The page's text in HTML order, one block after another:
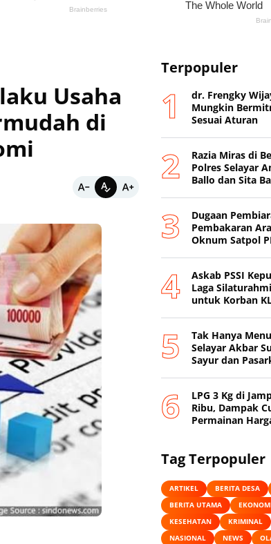
Usaha
di
Terpopuler
dr. Frengky
Mungkin
Sesuai Aturan
Razia Miras di
Polres Selayar
Ballo dan Sita
Dugaan
Pembakaran
Oknum Satpol
‎Askab PSSI
Laga
untuk Korban
‎Tak Hanya
Selayar Akbar
Sayur dan
‎LPG 3 Kg di
Ribu, Dampak
Permainan
Tag Terpopuler
ARTIKEL BERITA DESA
BERITA UTAMA
KESEHATAN
KRIMINAL
NASIONAL
NEWS